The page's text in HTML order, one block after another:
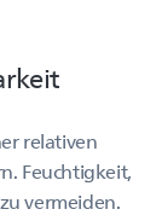
relativen
Feuchtigkeit,
vermeiden.